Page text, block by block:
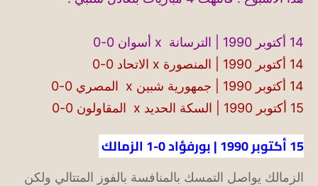
14 أكتوبر 1990 | الترسانة x أسوان 0-0
14 أكتوبر 1990 |
المنصورة x الاتحاد
14 أكتوبر 1990 |
جمهورية شبين x المصري 0-0
15 أكتوبر 1990 |
السكة الحديد x المقاولون 0-0
15 أكتوبر 1990 | بورفؤاد 0-1 الزمالك
الزمالك يواصل التمسك بالمنافسة بالفوز المتتالي ولكن